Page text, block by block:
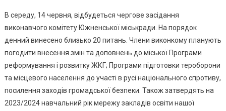
Южному
На
Цьому
Тижні
Відбудеться
Засідання
Виконкому:
На
В середу, 14 червня, відбудеться чергове засідання
виконавчого комітету Южненської міськради. На порядок
денний винесено близько 20 питань. Члени виконкому планують
погодити внесення змін та доповнень до міської Програми
реформування і розвитку ЖКГ; Програми підготовки тероборони
та місцевого населення до участі в русі національного спротиву,
посилення заходів громадської безпеки. Також затвердять на
2023/2024 навчальний рік мережу закладів освіти нашої